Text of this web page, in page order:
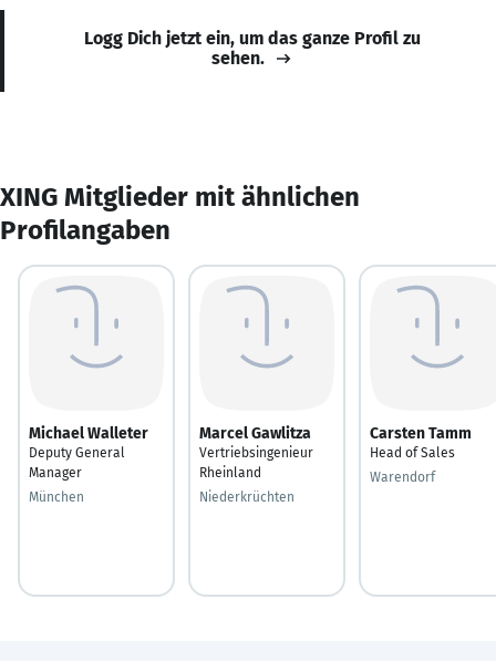
Logg Dich jetzt ein, um das ganze Profil zu
sehen.
XING Mitglieder mit ähnlichen
Profilangaben
Michael Walleter
Deputy General
Manager
München
Marcel Gawlitza
Vertriebsingenieur
Rheinland
Niederkrüchten
Carsten Tamm
Head of Sales
Warendorf